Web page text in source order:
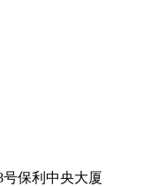
保利中央大厦